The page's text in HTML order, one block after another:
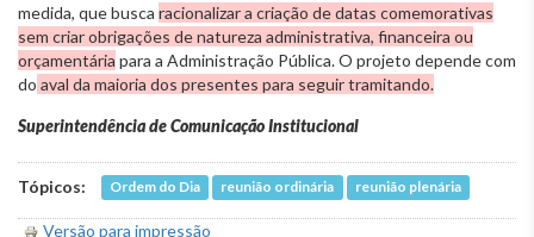
medida, que busca racionalizar a criação de datas comemorativas
sem criar obrigações de natureza administrativa, financeira ou
orçamentária para a Administração Pública. O projeto depende com
do aval da maioria dos presentes para seguir tramitando.
Superintendência de Comunicação Institucional
Tópicos: Ordem do Dia reunião ordinária reunião plenária
Versão para impressão